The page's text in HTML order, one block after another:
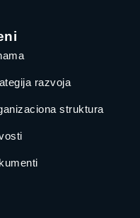
razvoja
struktura